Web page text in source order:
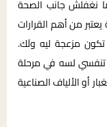
ما نغفلش جانب الصحة
من أهم القرارات
مزعجة ليه ولَك.
تنفسي لسه في مرحلة
أو الألياف الصناعية